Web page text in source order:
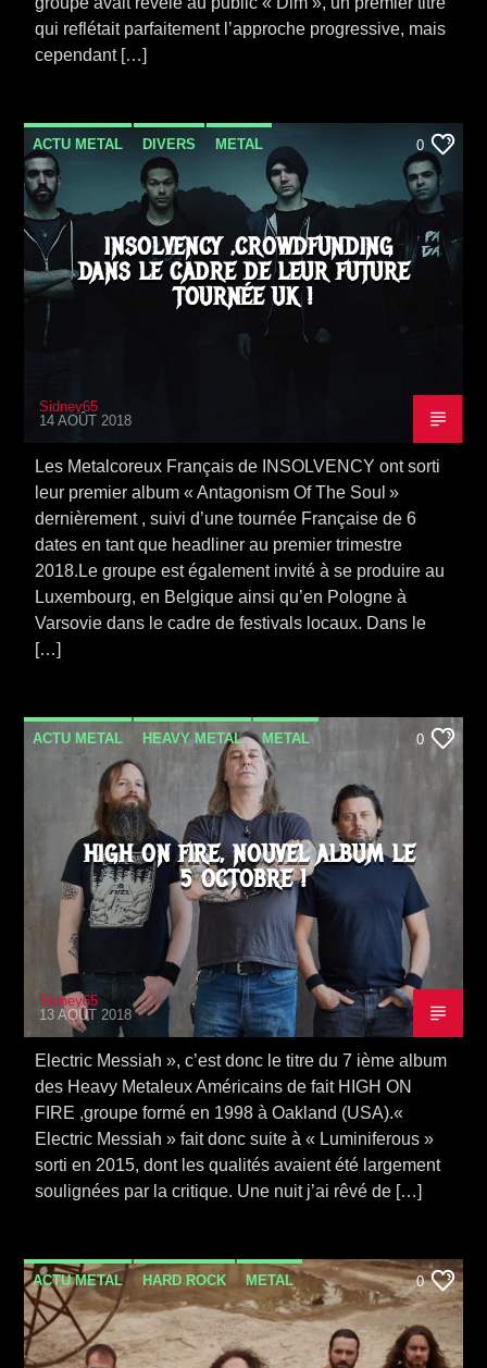
qui reflétait parfaitement l’approche progressive, mais
cependant […]
ACTU METAL DIVERS METAL
METALCORE NEWS VIDEO STORIES
0
INSOLVENCY ,CROWDFUNDING
DANS LE CADRE DE LEUR FUTURE
TOURNÉE UK !
Sidney65
14 AOÛT 2018
Les Metalcoreux Français de INSOLVENCY ont sorti
leur premier album « Antagonism Of The Soul »
dernièrement , suivi d’une tournée Française de 6
dates en tant que headliner au premier trimestre
2018.Le groupe est également invité à se produire au
Luxembourg, en Belgique ainsi qu’en Pologne à
Varsovie dans le cadre de festivals locaux. Dans le
[…]
ACTU METAL HEAVY METAL METAL
SORTIE ALBUM VIDEO STORIES
0
HIGH ON FIRE, NOUVEL ALBUM LE
5 OCTOBRE !
Sidney65
13 AOÛT 2018
Electric Messiah », c’est donc le titre du 7 ième album
des Heavy Metaleux Américains de fait HIGH ON
FIRE ,groupe formé en 1998 à Oakland (USA).«
Electric Messiah » fait donc suite à « Luminiferous »
sorti en 2015, dont les qualités avaient été largement
soulignées par la critique. Une nuit j’ai rêvé de […]
ACTU METAL HARD ROCK METAL
NEWS SORTIE ALBUM VIDEO STORIES
0